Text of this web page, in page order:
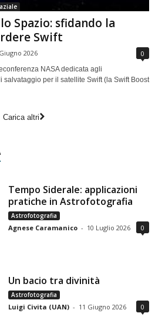
Spazio: sfidando la
Swift
2026 0
NASA dedicata agli
per il satellite Swift (la Swift Boost
Carica altri
Tempo Siderale: applicazioni
pratiche in Astrofotografia
Astrofotografia
Agnese Caramanico - 10 Luglio 2026 0
Un bacio tra divinità
Astrofotografia
Luigi Civita (UAN) - 11 Giugno 2026 0